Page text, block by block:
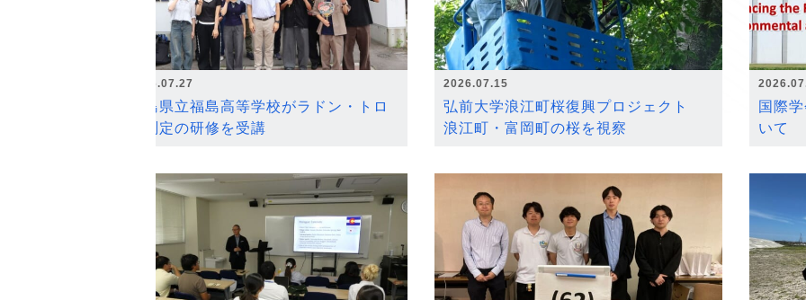
2026.07.27
福島県立福島高等学校がラドン・トロ
ン測定の研修を受講
2026.07.15
弘前大学浪江町桜復興プロジェクト
浪江町・富岡町の桜を視察
国際
いて